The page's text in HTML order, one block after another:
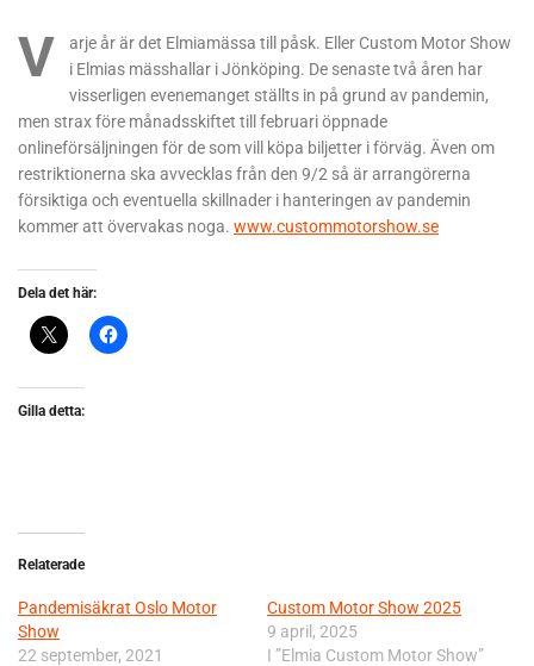
V
arje år är det Elmiamässa till påsk. Eller Custom Motor Show
i Elmias mässhallar i Jönköping. De senaste två åren har
visserligen evenemanget ställts in på grund av pandemin,
men strax före månadsskiftet till februari öppnade
onlineförsäljningen för de som vill köpa biljetter i förväg. Även om
restriktionerna ska avvecklas från den 9/2 så är arrangörerna
försiktiga och eventuella skillnader i hanteringen av pandemin
kommer att övervakas noga. www.custommotorshow.se
Dela det här:
Gilla detta:
Relaterade
Pandemisäkrat Oslo Motor
Show
22 september, 2021
Custom Motor Show 2025
9 april, 2025
I ”Elmia Custom Motor Show”